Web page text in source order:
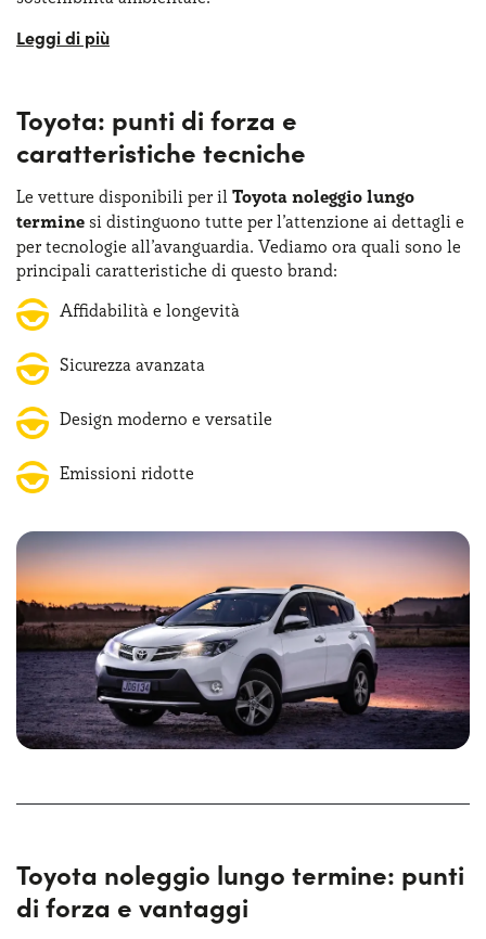
Toyota è da sempre sinonimo di innovazione e
produttrice di telai tessili a società leader mondiale nel
mondo automobilistico
. La chiave del successo del
brand è sicuramente la sua visione lungimirante, capace
di rinnovare il mercato grazie a modelli iconici come la
Corolla o la Prius, quest’ultima una pioniera delle auto
ibride. Oggi, Toyota continua a impegnarsi nel settore
della mobilità sostenibile, proponendo veicoli che
combinano tecnologia avanzata, design accattivante e
delle prestazioni davvero fuori dal comune.
Entro il 2013, Toyota aveva venduto qualcosa come oltre 5
milioni di veicoli ibridi, questo grazie all’introduzione di
modelli come Prius Wagon, Yaris HSD e Auris HSD. A
testimonianza dell’impegno del brand nell’accessibilità,
Leader of the Yearper aver reso accessibili le auto ibride.
noleggio lungo termine, una formula innovativa pensata
per mettersi subito alla guida e semplificare la gestione
del veicolo. In questo modo, privati e aziende possono
mettersi alla guida delle auto del noto brand giapponese
anche senza effettuare esborsi importanti sin dall’inizio.
Toyota: punti di forza e
caratteristiche tecniche
Le vetture disponibili per il Toyota noleggio lungo
termine si distinguono tutte per l’attenzione ai dettagli e
per tecnologie all’avanguardia. Vediamo ora quali sono le
principali caratteristiche di questo brand:
Affidabilità e longevità
Sicurezza avanzata
Design moderno e versatile
Emissioni ridotte
Toyota noleggio lungo termine: punti
di forza e vantaggi